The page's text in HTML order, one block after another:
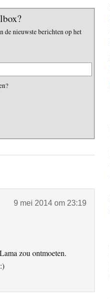
de nieuwste berichten op het
9 mei 2014 om 23:19
zou ontmoeten.